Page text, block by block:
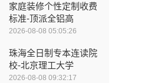
家庭装修个性定制收费
标准-顶派全铝高
2026-08-08 05:05:26
珠海全日制专本连读院
校-北京理工大学
2026-08-08 09:32:17